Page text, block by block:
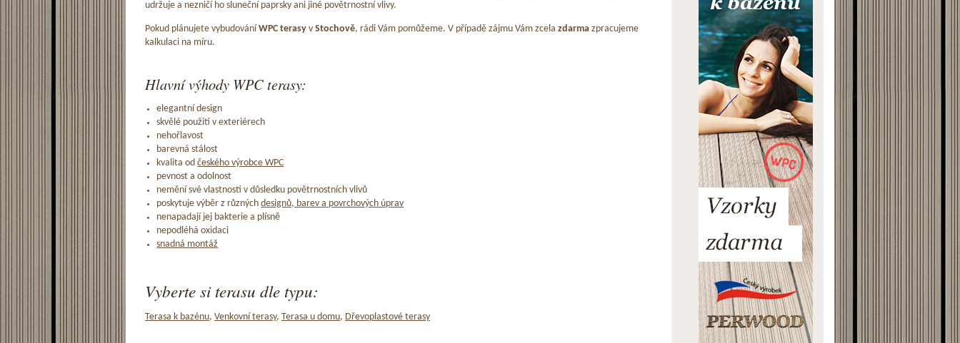
udržuje a nezničí ho sluneční paprsky ani jiné povětrnostní vlivy.
Pokud plánujete vybudování WPC terasy v Stochově, rádi Vám pomůžeme. V případě zájmu Vám zcela zdarma zpracujeme
kalkulaci na míru.
Hlavní výhody WPC terasy:
elegantní design
skvělé použití v exteriérech
nehořlavost
barevná stálost
kvalita odčeského výrobce WPC
pevnost a odolnost
nemění své vlastnosti v důsledku povětrnostních vlivů
poskytuje výběr z různýchdesignů, barev a povrchových úprav
nenapadají jej bakterie a plísně
nepodléhá oxidaci
snadná montáž
Vyberte si terasu dle typu:
Terasa k bazénu, Venkovní terasy, Terasa u domu, Dřevoplastové terasy